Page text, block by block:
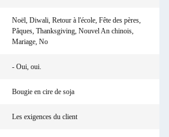
Noël, Diwali, Retour à l'école, Fête des pères,
Pâques, Thanksgiving, Nouvel An chinois,
Mariage, No
- Oui, oui.
Bougie en cire de soja
Les exigences du client